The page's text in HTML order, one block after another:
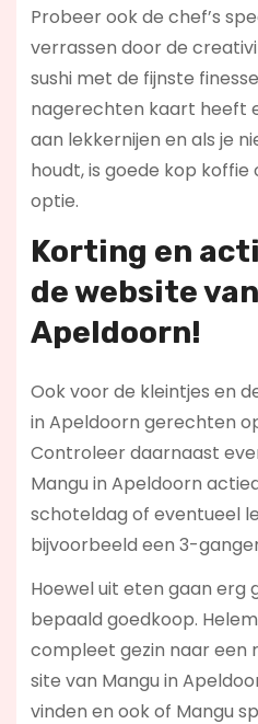
Probeer ook de chef’s
verrassen door de
sushi met de fijnste
nagerechten kaart heeft
aan lekkernijen en als je
houdt, is goede kop
optie.
Korting en
de website
Apeldoorn!
Ook voor de kleintjes en
in Apeldoorn gerechten
Controleer daarnaast
Mangu in Apeldoorn
schoteldag of eventueel
bijvoorbeeld een 3-
Hoewel uit eten gaan erg
bepaald goedkoop.
compleet gezin naar een
site van Mangu in
vinden en ook of Mangu